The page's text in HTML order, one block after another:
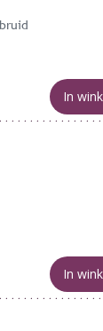
In
In